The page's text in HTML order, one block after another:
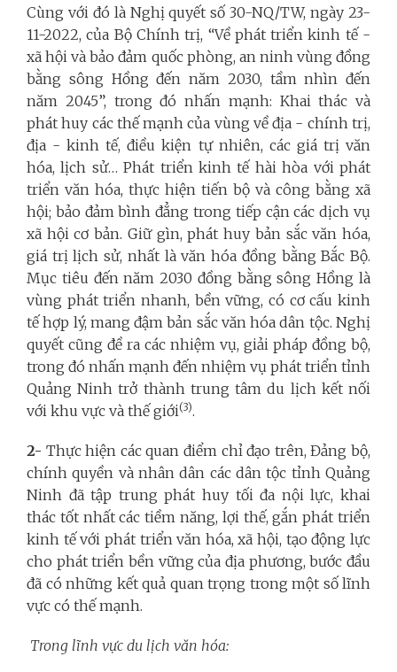
Cùng với đó là Nghị quyết số 30-NQ/TW, ngày 23-
11-2022, của Bộ Chính trị, “Về phát triển kinh tế -
xã hội và bảo đảm quốc phòng, an ninh vùng đồng
bằng sông Hồng đến năm 2030, tầm nhìn đến
năm 2045”, trong đó nhấn mạnh: Khai thác và
phát huy các thế mạnh của vùng về địa - chính trị,
địa - kinh tế, điều kiện tự nhiên, các giá trị văn
hóa, lịch sử… Phát triển kinh tế hài hòa với phát
triển văn hóa, thực hiện tiến bộ và công bằng xã
hội; bảo đảm bình đẳng trong tiếp cận các dịch vụ
xã hội cơ bản. Giữ gìn, phát huy bản sắc văn hóa,
giá trị lịch sử, nhất là văn hóa đồng bằng Bắc Bộ.
Mục tiêu đến năm 2030 đồng bằng sông Hồng là
vùng phát triển nhanh, bền vững, có cơ cấu kinh
tế hợp lý, mang đậm bản sắc văn hóa dân tộc. Nghị
quyết cũng đề ra các nhiệm vụ, giải pháp đồng bộ,
trong đó nhấn mạnh đến nhiệm vụ phát triển tỉnh
Quảng Ninh trở thành trung tâm du lịch kết nối
với khu vực và thế giới(3).
2- Thực hiện các quan điểm chỉ đạo trên, Đảng bộ,
chính quyền và nhân dân các dân tộc tỉnh Quảng
Ninh đã tập trung phát huy tối đa nội lực, khai
thác tốt nhất các tiềm năng, lợi thế, gắn phát triển
kinh tế với phát triển văn hóa, xã hội, tạo động lực
cho phát triển bền vững của địa phương, bước đầu
đã có những kết quả quan trọng trong một số lĩnh
vực có thế mạnh.
Trong lĩnh vực du lịch văn hóa: